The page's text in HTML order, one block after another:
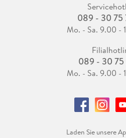
089 - 30 75
Mo. - Sa. 9.00 -
089 - 30 75
Mo. - Sa. 9.00 -
Laden Sie unsere